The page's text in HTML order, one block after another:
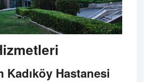
Kadıköy Hastanesi